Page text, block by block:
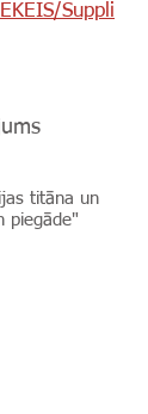
Suppli
titāna un
piegāde"